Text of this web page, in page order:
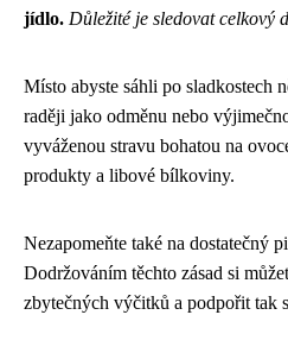
jídlo. Důležité je sledovat
Místo abyste sáhli po sladkostech
raději jako odměnu nebo
vyváženou stravu bohatou na
produkty a libové bílkoviny.
Nezapomeňte také na dostatečný
Dodržováním těchto zásad si
zbytečných výčitků a podpořit tak